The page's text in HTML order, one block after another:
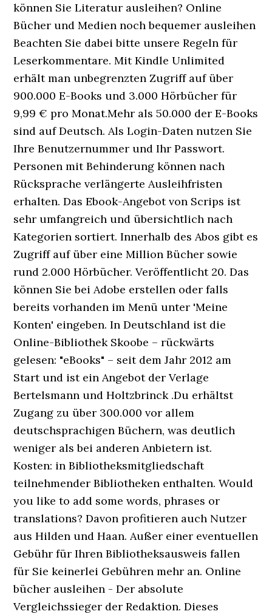
können Sie Literatur ausleihen? Online
Bücher und Medien noch bequemer ausleihen
Beachten Sie dabei bitte unsere Regeln für
Leserkommentare. Mit Kindle Unlimited
erhält man unbegrenzten Zugriff auf über
900.000 E-Books und 3.000 Hörbücher für
9,99 € pro Monat.Mehr als 50.000 der E-Books
sind auf Deutsch. Als Login-Daten nutzen Sie
Ihre Benutzernummer und Ihr Passwort.
Personen mit Behinderung können nach
Rücksprache verlängerte Ausleihfristen
erhalten. Das Ebook-Angebot von Scrips ist
sehr umfangreich und übersichtlich nach
Kategorien sortiert. Innerhalb des Abos gibt es
Zugriff auf über eine Million Bücher sowie
rund 2.000 Hörbücher. Veröffentlicht 20. Das
können Sie bei Adobe erstellen oder falls
bereits vorhanden im Menü unter 'Meine
Konten' eingeben. In Deutschland ist die
Online-Bibliothek Skoobe – rückwärts
gelesen: "eBooks" – seit dem Jahr 2012 am
Start und ist ein Angebot der Verlage
Bertelsmann und Holtzbrinck .Du erhältst
Zugang zu über 300.000 vor allem
deutschsprachigen Büchern, was deutlich
weniger als bei anderen Anbietern ist.
Kosten: in Bibliotheksmitgliedschaft
teilnehmender Bibliotheken enthalten. Would
you like to add some words, phrases or
translations? Davon profitieren auch Nutzer
aus Hilden und Haan. Außer einer eventuellen
Gebühr für Ihren Bibliotheksausweis fallen
für Sie keinerlei Gebühren mehr an. Online
bücher ausleihen - Der absolute
Vergleichssieger der Redaktion. Dieses